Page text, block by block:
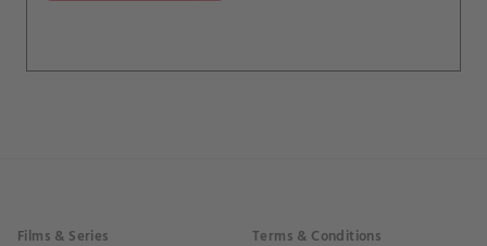
Films & Series Terms & Conditions